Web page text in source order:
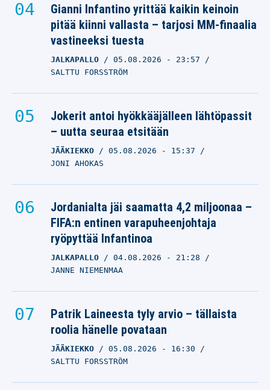
Gianni Infantino yrittää kaikin keinoin
pitää kiinni vallasta – tarjosi MM-finaalia
vastineeksi tuesta
JALKAPALLO 05.08.2026 - 23:57
SALTTU FORSSTRÖM
Jokerit antoi hyökkääjälleen lähtöpassit
– uutta seuraa etsitään
JÄÄKIEKKO 05.08.2026 - 15:37
JONI AHOKAS
Jordanialta jäi saamatta 4,2 miljoonaa –
FIFA:n entinen varapuheenjohtaja
ryöpyttää Infantinoa
JALKAPALLO 04.08.2026 - 21:28
JANNE NIEMENMAA
Patrik Laineesta tyly arvio – tällaista
roolia hänelle povataan
JÄÄKIEKKO 05.08.2026 - 16:30
SALTTU FORSSTRÖM